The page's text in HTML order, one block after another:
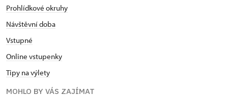
Prohlídkové okruhy
Návštěvní doba
Vstupné
Online vstupenky
Tipy na výlety
MOHLO BY VÁS ZAJÍMAT